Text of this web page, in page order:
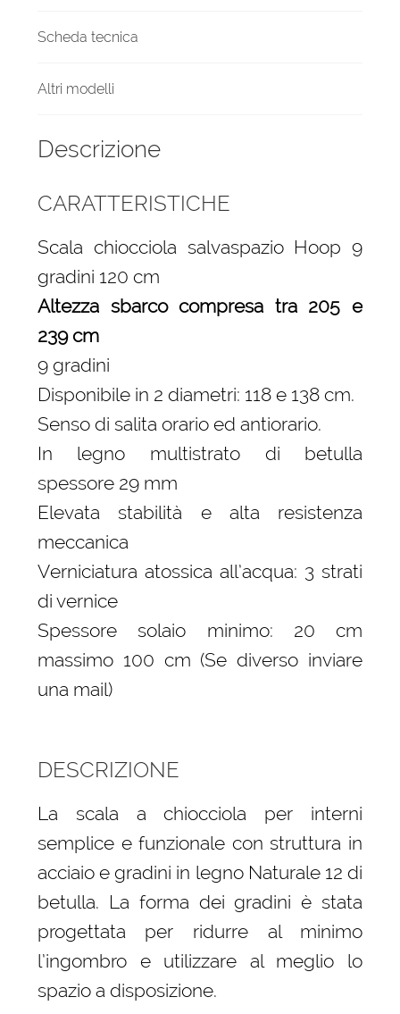
Scheda tecnica
Altri modelli
Descrizione
CARATTERISTICHE
Scala chiocciola salvaspazio Hoop 9
gradini 120 cm
Altezza sbarco compresa tra 205 e
239 cm
9 gradini
Disponibile in 2 diametri: 118 e 138 cm.
Senso di salita orario ed antiorario.
In legno multistrato di betulla
spessore 29 mm
Elevata stabilità e alta resistenza
meccanica
Verniciatura atossica all’acqua: 3 strati
di vernice
Spessore solaio minimo: 20 cm
massimo 100 cm (Se diverso inviare
una mail)
DESCRIZIONE
La scala a chiocciola per interni
semplice e funzionale con struttura in
acciaio e gradini in legno Naturale 12 di
betulla. La forma dei gradini è stata
progettata per ridurre al minimo
l’ingombro e utilizzare al meglio lo
spazio a disposizione.